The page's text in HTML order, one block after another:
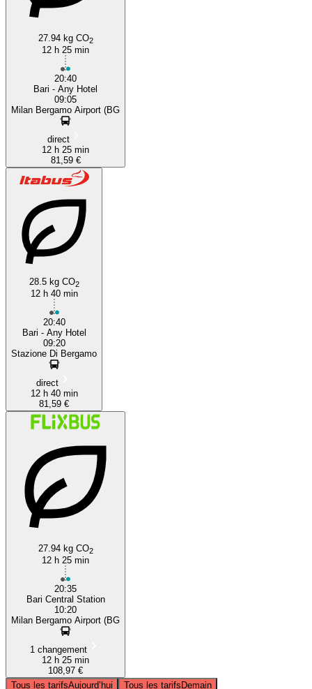
27.94 kg CO2
12 h 25 min
20:40
Bari - Any Hotel
09:05
Milan Bergamo Airport (BG
direct
12 h 25 min
81,59 €
28.5 kg CO2
12 h 40 min
20:40
Bari - Any Hotel
09:20
Stazione Di Bergamo
direct
12 h 40 min
81,59 €
27.94 kg CO2
12 h 25 min
20:35
Bari Central Station
10:20
Milan Bergamo Airport (BG
1 changement
12 h 25 min
108,97 €
Tous les tarifsAujourd’hui Tous les tarifsDemain